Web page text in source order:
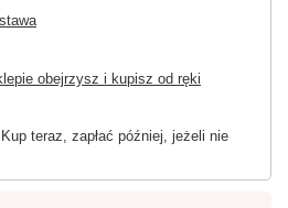
obejrzysz i kupisz od ręki
. Kup teraz, zapłać później, jeżeli nie